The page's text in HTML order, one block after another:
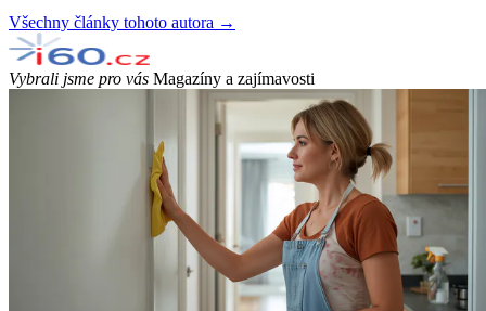
Všechny články tohoto autora →
Vybrali jsme pro vás Magazíny a zajímavosti